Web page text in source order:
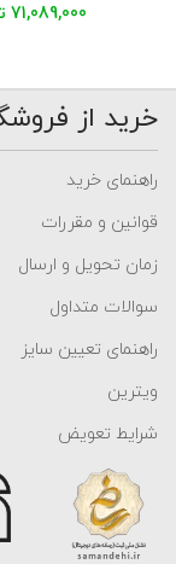
71,089,000 تومان
خرید از
راهنمای خرید
قوانین و مقررات
زمان تحویل و ارسال
سوالات متداول
راهنمای تعیین سایز
ویترین
شرایط تعویض